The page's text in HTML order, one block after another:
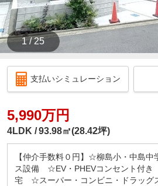
1 / 25
支払いシミュレーション
5,990万円
4LDK 93.98㎡(28.42坪)
【仲介手数料０円】☆柳島小・中島
ス設備 ☆EV・PHEVコンセント付
宅 ☆スーパー・コンビニ・ドラッグ